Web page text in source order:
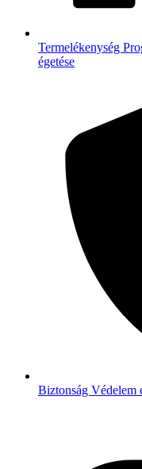
Termelékenység
égetése
Biztonság Védelem